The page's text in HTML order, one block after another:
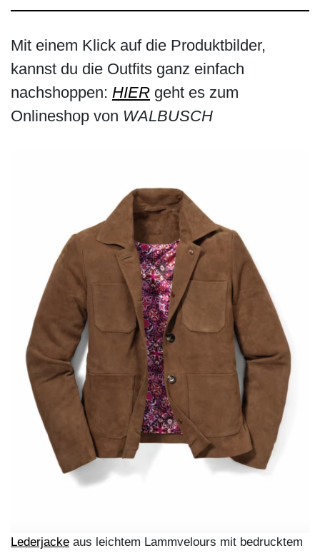
Wärmende, knitterarme Marlenehose
aus edlem
Schurwoll-Cashmere-Mix. Die hohe Taille und die
akzentuierte Bügelfalte sorgen für eine fließende
Silhouette